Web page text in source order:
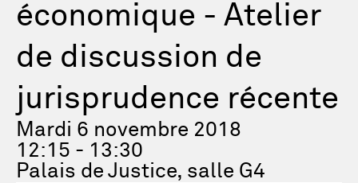
économique - Atelier
de discussion de
jurisprudence récente
Mardi 6 novembre 2018
12:15 - 13:30
Palais de Justice, salle G4